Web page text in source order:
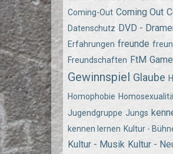
Coming-Out Coming Out
Datenschutz DVD -
Erfahrungen freunde
Freundschaften FtM
Gewinnspiel Glaube
Homophobie
Jugendgruppe Jungs
kennen lernen Kultur -
Kultur - Musik Kultur -